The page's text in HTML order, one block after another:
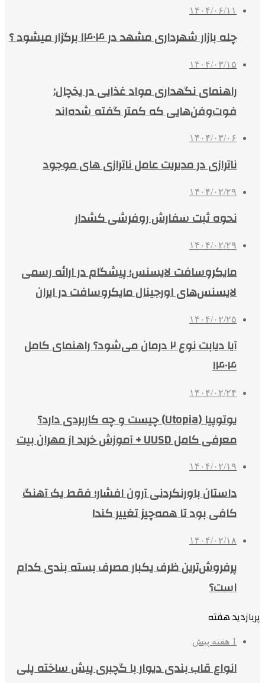
۱۴۰۴/۰۶/۱۱
چله بازار شهرداری مشهد در ۱۴۰۴ برگزار میشود ؟
۱۴۰۴/۰۳/۱۵
راهنمای نگهداری مواد غذایی در یخچال:
فوت‌وفن‌هایی که کمتر گفته شده‌اند
۱۴۰۴/۰۳/۰۶
ناترازی در مدیریت عامل ناترازی های موجود
۱۴۰۴/۰۲/۲۹
نحوه ثبت سفارش روفرشی کشدار
۱۴۰۴/۰۲/۲۹
مایکروسافت لایسنس؛ پیشگام در ارائه رسمی
لایسنس‌های اورجینال مایکروسافت در ایران
۱۴۰۴/۰۲/۲۵
آیا دیابت نوع ۲ درمان می‌شود؟ راهنمای کامل
۱۴۰۴
۱۴۰۴/۰۲/۲۴
یوتوپیا (Utopia) چیست و چه کاربردی دارد؟
معرفی کامل UUSD + آموزش خرید از مهران بیت
۱۴۰۴/۰۲/۱۹
داستان باورنکردنی آرون افشار؛ فقط یک آهنگ
کافی بود تا همه‌چیز تغییر کند!
۱۴۰۴/۰۲/۱۸
پرفروش‌ترین ظرف یکبار مصرف بسته بندی کدام
است؟
پربازدید هفته
1 هفته پیش
انواع قاب بندی دیوار با گچبری پیش ساخته پلی